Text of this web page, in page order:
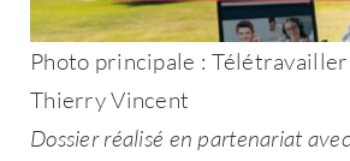
Photo principale :
Thierry Vincent
Dossier réalisé en partenariat avec